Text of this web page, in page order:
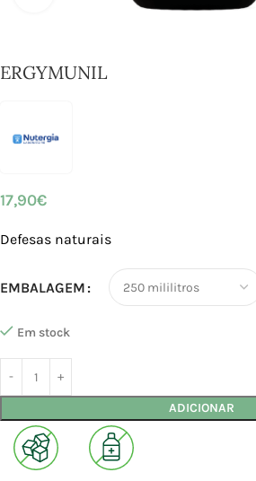
ERGYMUNIL
17,90€
Defesas naturais
EMBALAGEM
Em stock
ADICIONAR